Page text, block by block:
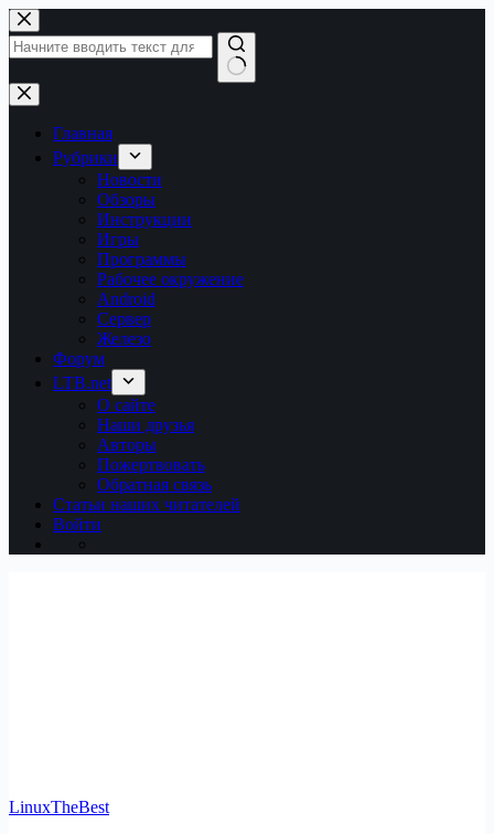
Перейти
к
сути
Ничего
не
найденоГлавная
Рубрики
Новости
Обзоры
Инструкции
Игры
Программы
Рабочее окружение
Android
Сервер
Железо
Форум
LTB.net
О сайте
Наши друзья
Авторы
Пожертвовать
Обратная связь
Статьи наших читателей
Войти
LinuxTheBest